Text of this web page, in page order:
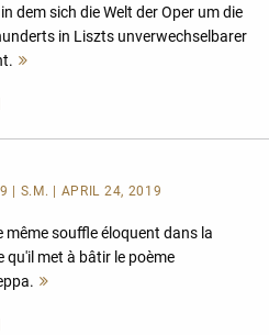
dem sich die Welt der Oper um die
in Liszts unverwechselbarer
| S.M. | APRIL 24, 2019
même souffle éloquent dans la
qu'il met à bâtir le poème